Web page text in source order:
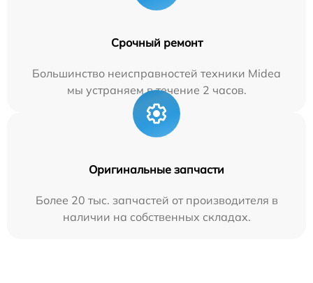
Срочный ремонт
Большинство неисправностей техники Midea
мы устраняем в течение 2 часов.
Оригинальные запчасти
Более 20 тыс. запчастей от производителя в
наличии на собственных складах.